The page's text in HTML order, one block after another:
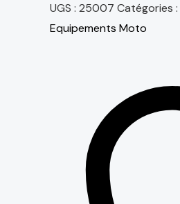
UGS : 25007 Catégories :
Equipements Moto